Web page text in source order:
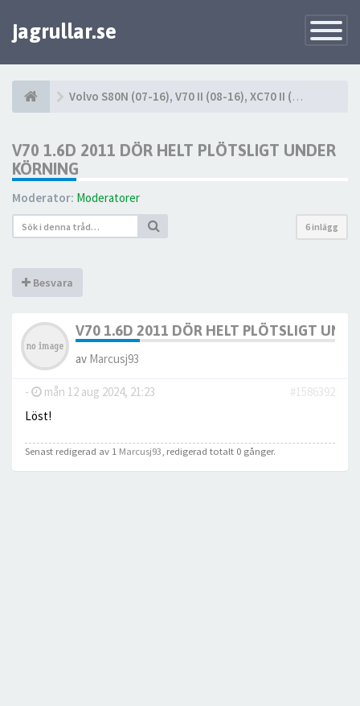
Toggle
jagrullar.se
Volvo S80N (07-16), V70 II (08-16), XC70 II (08-16)
V70 1.6D 2011 DÖR HELT PLÖTSLIGT UNDER
KÖRNING
Moderator: Moderatorer
6 inlägg
Besvara
V70 1.6D 2011 DÖR HELT PLÖTSLIGT
av Marcusj93
- mån 12 aug 2024, 21:23
#1586392
Löst!
Senast redigerad av 1 Marcusj93 , redigerad totalt 0 gånger.